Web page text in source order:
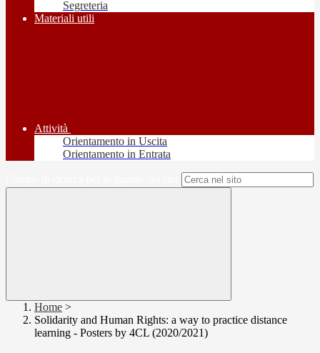
Segreteria
Materiali utili
Attività
Orientamento in Uscita
Orientamento in Entrata
Home >
Solidarity and Human Rights: a way to practice distance
learning - Posters by 4CL (2020/2021)